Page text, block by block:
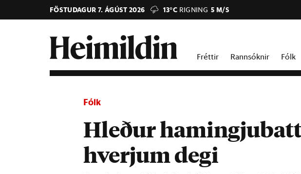
FÖSTUDAGUR 7. ÁGÚST 2026 13°C RIGNING 5 M/S
Fréttir Rannsóknir Fólk
Fólk
Hleður
hverjum degi